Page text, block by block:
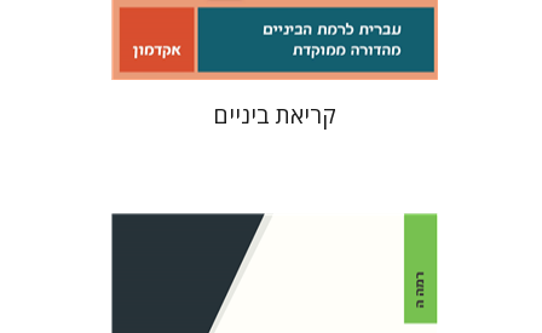
קריאת ביניים